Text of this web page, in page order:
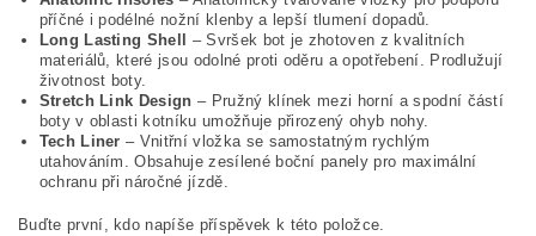
příčné i podélné nožní klenby a lepší tlumení dopadů.
Long Lasting Shell
– Svršek bot je zhotoven z kvalitních
materiálů, které jsou odolné proti oděru a opotřebení. Prodlužují
životnost boty.
Stretch Link Design – Pružný klínek mezi horní a spodní částí
boty v oblasti kotníku umožňuje přirozený ohyb nohy.
Tech Liner – Vnitřní vložka se samostatným rychlým
utahováním. Obsahuje zesílené boční panely pro maximální
ochranu při náročné jízdě.
Buďte první, kdo napíše příspěvek k této položce.